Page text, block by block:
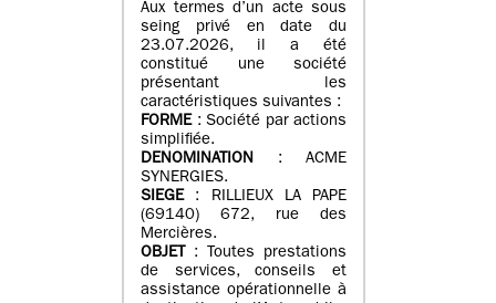
Aux termes d’un acte sous
seing privé en date du
23.07.2026, il a été
constitué une société
présentant les
caractéristiques suivantes :
FORME: Société par actions
simplifiée.
DENOMINATION : ACME
SYNERGIES.
SIEGE: RILLIEUX LA PAPE
(69140) 672, rue des
Mercières.
OBJET
: Toutes prestations
de services, conseils et
assistance opérationnelle à